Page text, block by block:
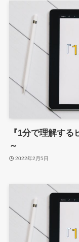
『1分で理解す
～
2022年2月5日